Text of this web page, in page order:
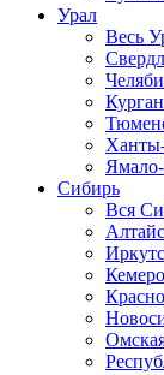
Урал
Весь
Сибирь
Вся